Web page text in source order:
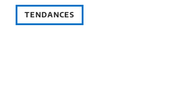
TENDANCES